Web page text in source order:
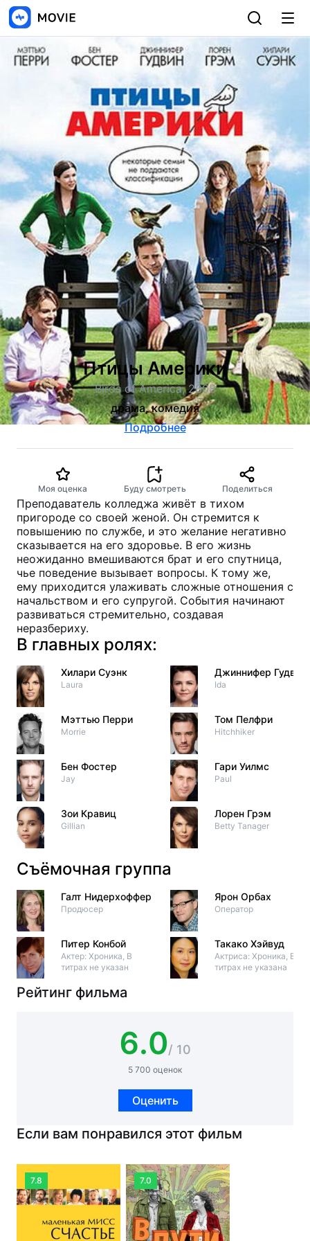
Птицы Америки
Birds of America, 2008
драма, комедия
Подробнее
Моя оценка Буду смотреть Поделиться
Преподаватель колледжа живёт в тихом
пригороде со своей женой. Он стремится к
повышению по службе, и это желание негативно
сказывается на его здоровье. В его жизнь
неожиданно вмешиваются брат и его спутница,
чье поведение вызывает вопросы. К тому же,
ему приходится улаживать сложные отношения с
начальством и его супругой. События начинают
развиваться стремительно, создавая
неразбериху.
В главных ролях:
Хилари Суэнк
Laura
Мэттью Перри
Morrie
Бен Фостер
Jay
Зои Кравиц
Gillian
Джиннифер Гудвин
Ida
Том Пелфри
Hitchhiker
Гари Уилмс
Paul
Лорен Грэм
Betty Tanager
Съёмочная группа
Галт Нидерхоффер
Продюсер
Питер Конбой
Актер: Хроника, В
титрах не указан
Ярон Орбах
Оператор
Такако Хэйвуд
Актриса: Хроника, В
титрах не указана
Рейтинг фильма
6.0/ 10
5 700 оценок
Оценить
Если вам понравился этот фильм
7.8 7.0